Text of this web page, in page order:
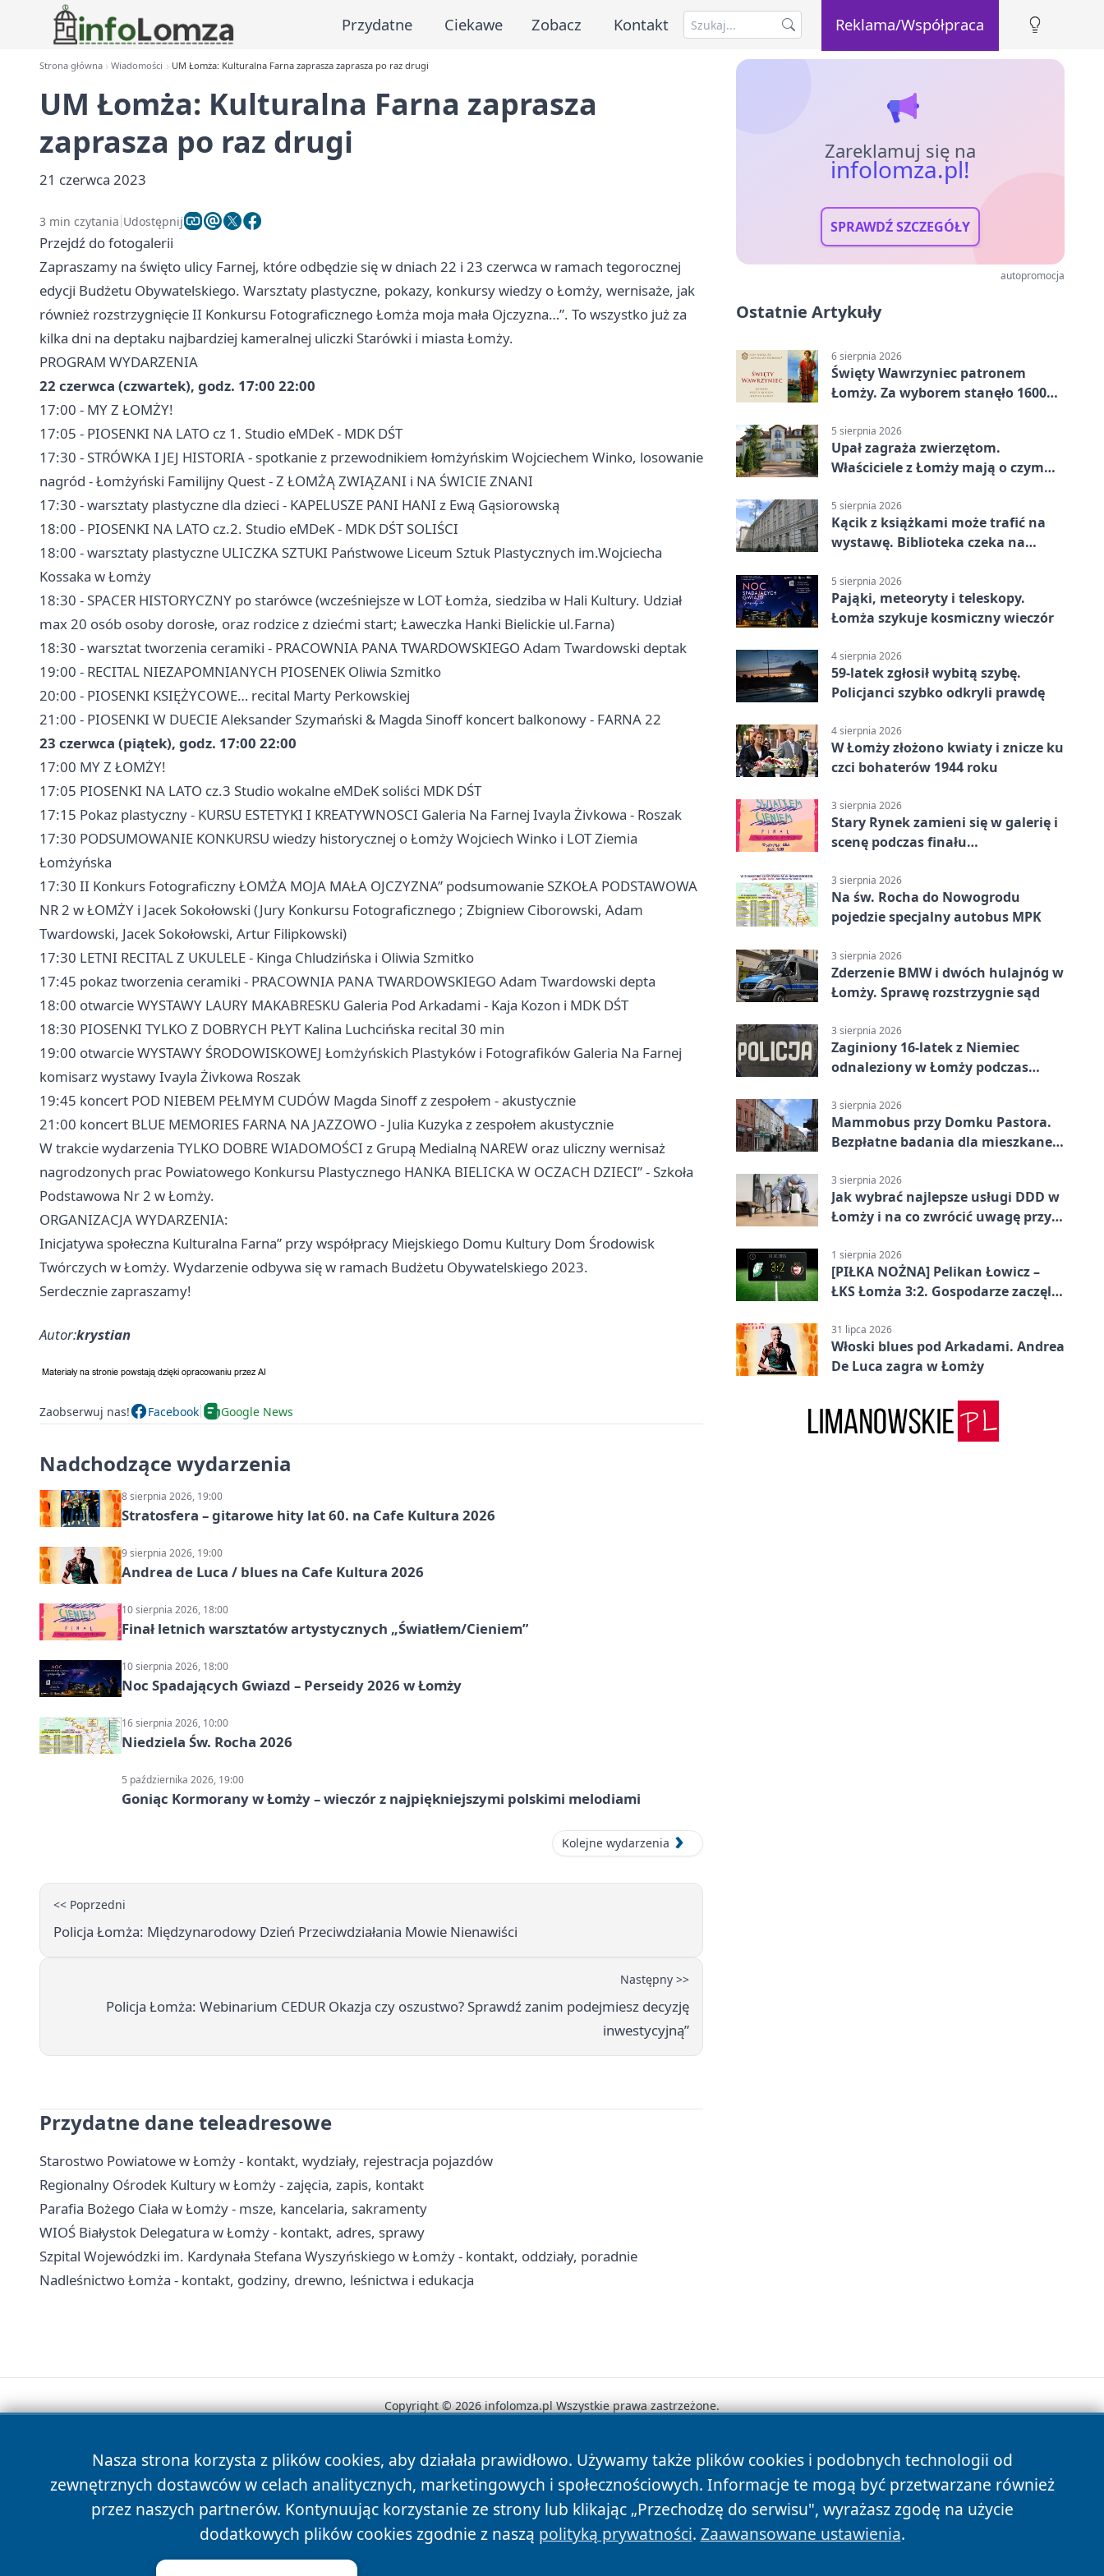
Przydatne Ciekawe Zobacz Kontakt Reklama/Współpraca
Strona główna Wiadomości UM Łomża: Kulturalna Farna zaprasza zaprasza po raz drugi
UM Łomża: Kulturalna Farna zaprasza
zaprasza po raz drugi
21 czerwca 2023
3 min czytania Udostępnij
Przejdź do fotogalerii
Zapraszamy na święto ulicy Farnej, które odbędzie się w dniach 22 i 23 czerwca w ramach tegorocznej
edycji Budżetu Obywatelskiego. Warsztaty plastyczne, pokazy, konkursy wiedzy o Łomży, wernisaże, jak
również rozstrzygnięcie II Konkursu Fotograficznego Łomża moja mała Ojczyzna…”. To wszystko już za
kilka dni na deptaku najbardziej kameralnej uliczki Starówki i miasta Łomży.
PROGRAM WYDARZENIA
22 czerwca (czwartek), godz. 17:00 22:00
17:00 - MY Z ŁOMŻY!
17:05 - PIOSENKI NA LATO cz 1. Studio eMDeK - MDK DŚT
17:30 - STRÓWKA I JEJ HISTORIA - spotkanie z przewodnikiem łomżyńskim Wojciechem Winko, losowanie
nagród - Łomżyński Familijny Quest - Z ŁOMŻĄ ZWIĄZANI i NA ŚWICIE ZNANI
17:30 - warsztaty plastyczne dla dzieci - KAPELUSZE PANI HANI z Ewą Gąsiorowską
18:00 - PIOSENKI NA LATO cz.2. Studio eMDeK - MDK DŚT SOLIŚCI
18:00 - warsztaty plastyczne ULICZKA SZTUKI Państwowe Liceum Sztuk Plastycznych im.Wojciecha
Kossaka w Łomży
18:30 - SPACER HISTORYCZNY po starówce (wcześniejsze w LOT Łomża, siedziba w Hali Kultury. Udział
max 20 osób osoby dorosłe, oraz rodzice z dziećmi start; Ławeczka Hanki Bielickie ul.Farna)
18:30 - warsztat tworzenia ceramiki - PRACOWNIA PANA TWARDOWSKIEGO Adam Twardowski deptak
19:00 - RECITAL NIEZAPOMNIANYCH PIOSENEK Oliwia Szmitko
20:00 - PIOSENKI KSIĘŻYCOWE… recital Marty Perkowskiej
21:00 - PIOSENKI W DUECIE Aleksander Szymański & Magda Sinoff koncert balkonowy - FARNA 22
23 czerwca (piątek), godz. 17:00 22:00
17:00 MY Z ŁOMŻY!
17:05 PIOSENKI NA LATO cz.3 Studio wokalne eMDeK soliści MDK DŚT
17:15 Pokaz plastyczny - KURSU ESTETYKI I KREATYWNOSCI Galeria Na Farnej Ivayla Żivkowa - Roszak
17:30 PODSUMOWANIE KONKURSU wiedzy historycznej o Łomży Wojciech Winko i LOT Ziemia
Łomżyńska
17:30 II Konkurs Fotograficzny ŁOMŻA MOJA MAŁA OJCZYZNA” podsumowanie SZKOŁA PODSTAWOWA
NR 2 w ŁOMŻY i Jacek Sokołowski (Jury Konkursu Fotograficznego ; Zbigniew Ciborowski, Adam
Twardowski, Jacek Sokołowski, Artur Filipkowski)
17:30 LETNI RECITAL Z UKULELE - Kinga Chludzińska i Oliwia Szmitko
17:45 pokaz tworzenia ceramiki - PRACOWNIA PANA TWARDOWSKIEGO Adam Twardowski depta
18:00 otwarcie WYSTAWY LAURY MAKABRESKU Galeria Pod Arkadami - Kaja Kozon i MDK DŚT
18:30 PIOSENKI TYLKO Z DOBRYCH PŁYT Kalina Luchcińska recital 30 min
19:00 otwarcie WYSTAWY ŚRODOWISKOWEJ Łomżyńskich Plastyków i Fotografików Galeria Na Farnej
komisarz wystawy Ivayla Żivkowa Roszak
19:45 koncert POD NIEBEM PEŁMYM CUDÓW Magda Sinoff z zespołem - akustycznie
21:00 koncert BLUE MEMORIES FARNA NA JAZZOWO - Julia Kuzyka z zespołem akustycznie
W trakcie wydarzenia TYLKO DOBRE WIADOMOŚCI z Grupą Medialną NAREW oraz uliczny wernisaż
nagrodzonych prac Powiatowego Konkursu Plastycznego HANKA BIELICKA W OCZACH DZIECI” - Szkoła
Podstawowa Nr 2 w Łomży.
ORGANIZACJA WYDARZENIA:
Inicjatywa społeczna Kulturalna Farna” przy współpracy Miejskiego Domu Kultury Dom Środowisk
Twórczych w Łomży. Wydarzenie odbywa się w ramach Budżetu Obywatelskiego 2023.
Serdecznie zapraszamy!
Autor:krystian
Zaobserwuj nas! Facebook Google News
Nadchodzące wydarzenia
8 sierpnia 2026, 19:00
Stratosfera – gitarowe hity lat 60. na Cafe Kultura 2026
9 sierpnia 2026, 19:00
Andrea de Luca / blues na Cafe Kultura 2026
10 sierpnia 2026, 18:00
Finał letnich warsztatów artystycznych „Światłem/Cieniem”
10 sierpnia 2026, 18:00
Noc Spadających Gwiazd – Perseidy 2026 w Łomży
16 sierpnia 2026, 10:00
Niedziela Św. Rocha 2026
5 października 2026, 19:00
Goniąc Kormorany w Łomży – wieczór z najpiękniejszymi polskimi melodiami
Kolejne wydarzenia
<< Poprzedni
Policja Łomża: Międzynarodowy Dzień Przeciwdziałania Mowie Nienawiści
Następny >>
Policja Łomża: Webinarium CEDUR Okazja czy oszustwo? Sprawdź zanim podejmiesz decyzję
inwestycyjną”
Przydatne dane teleadresowe
Starostwo Powiatowe w Łomży - kontakt, wydziały, rejestracja pojazdów
Regionalny Ośrodek Kultury w Łomży - zajęcia, zapis, kontakt
Parafia Bożego Ciała w Łomży - msze, kancelaria, sakramenty
WIOŚ Białystok Delegatura w Łomży - kontakt, adres, sprawy
Szpital Wojewódzki im. Kardynała Stefana Wyszyńskiego w Łomży - kontakt, oddziały, poradnie
Nadleśnictwo Łomża - kontakt, godziny, drewno, leśnictwa i edukacja
Zareklamuj się na
infolomza.pl!
SPRAWDŹ SZCZEGÓŁY
autopromocja
Ostatnie Artykuły
6 sierpnia 2026
Święty Wawrzyniec patronem
Łomży. Za wyborem stanęło 1600
5 sierpnia 2026
Upał zagraża zwierzętom.
Właściciele z Łomży mają o czym
5 sierpnia 2026
Kącik z książkami może trafić na
wystawę. Biblioteka czeka na
5 sierpnia 2026
Pająki, meteoryty i teleskopy.
Łomża szykuje kosmiczny wieczór
4 sierpnia 2026
59-latek zgłosił wybitą szybę.
Policjanci szybko odkryli prawdę
4 sierpnia 2026
W Łomży złożono kwiaty i znicze ku
czci bohaterów 1944 roku
3 sierpnia 2026
Stary Rynek zamieni się w galerię i
scenę podczas finału
3 sierpnia 2026
Na św. Rocha do Nowogrodu
pojedzie specjalny autobus MPK
3 sierpnia 2026
Zderzenie BMW i dwóch hulajnóg w
Łomży. Sprawę rozstrzygnie sąd
3 sierpnia 2026
Zaginiony 16-latek z Niemiec
odnaleziony w Łomży podczas
3 sierpnia 2026
Mammobus przy Domku Pastora.
Bezpłatne badania dla mieszkanek
3 sierpnia 2026
Jak wybrać najlepsze usługi DDD w
Łomży i na co zwrócić uwagę przy
1 sierpnia 2026
[PIŁKA NOŻNA] Pelikan Łowicz –
ŁKS Łomża 3:2. Gospodarze zaczęli
Liga Grupa 1 (Grupa I)
31 lipca 2026
Włoski blues pod Arkadami. Andrea
De Luca zagra w Łomży
Nasza strona korzysta z plików cookies, aby działała prawidłowo. Używamy także plików cookies i podobnych technologii od
zewnętrznych dostawców w celach analitycznych, marketingowych i społecznościowych. Informacje te mogą być przetwarzane również
przez naszych partnerów. Kontynuując korzystanie ze strony lub klikając „Przechodzę do serwisu", wyrażasz zgodę na użycie
dodatkowych plików cookies zgodnie z naszą polityką prywatności. Zaawansowane ustawienia.
Copyright © 2026 infolomza.pl Wszystkie prawa zastrzeżone.
News Autorzy Polityka Prywatności Polityka Cookies